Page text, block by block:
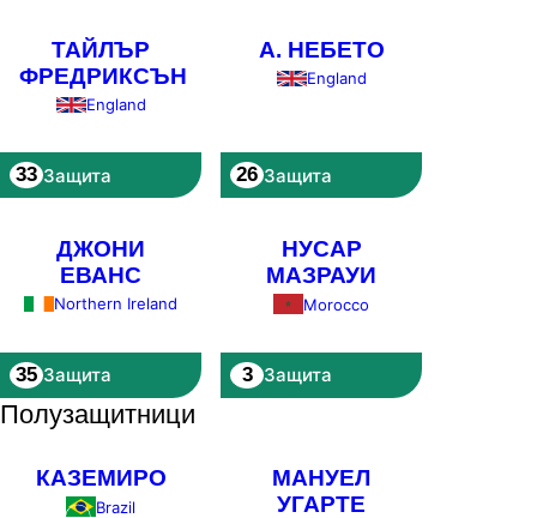
ТАЙЛЪР
ФРЕДРИКСЪН
England
33 Защита
А. НЕБЕТО
England
26 Защита
ДЖОНИ
ЕВАНС
Northern Ireland
35 Защита
НУСАР
МАЗРАУИ
Morocco
3 Защита
Полузащитници
КАЗЕМИРО
Brazil
МАНУЕЛ
УГАРТЕ